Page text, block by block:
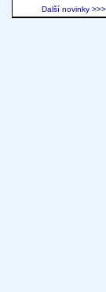
Další novinky >>>